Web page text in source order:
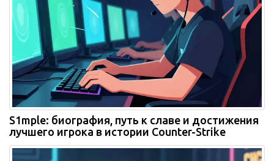
S1mple: биография, путь к славе и достижения
лучшего игрока в истории Counter-Strike